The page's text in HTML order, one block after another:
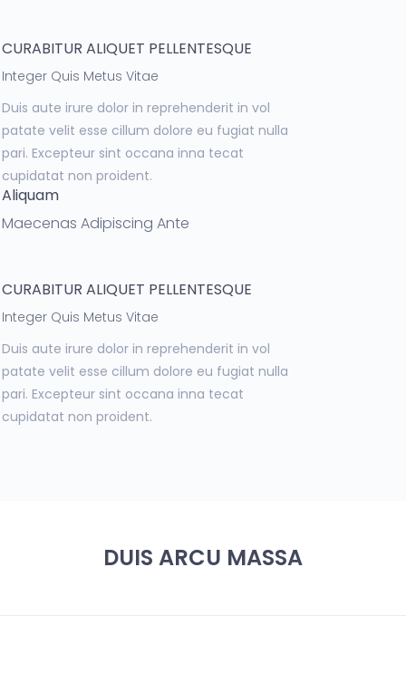
CURABITUR ALIQUET PELLENTESQUE
Integer Quis Metus Vitae
Duis aute irure dolor in reprehenderit in vol
patate velit esse cillum dolore eu fugiat nulla
pari. Excepteur sint occana inna tecat
cupidatat non proident.
Aliquam
Maecenas Adipiscing Ante
CURABITUR ALIQUET PELLENTESQUE
Integer Quis Metus Vitae
Duis aute irure dolor in reprehenderit in vol
patate velit esse cillum dolore eu fugiat nulla
pari. Excepteur sint occana inna tecat
cupidatat non proident.
DUIS ARCU MASSA